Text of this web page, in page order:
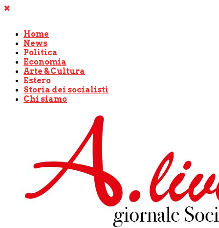
Home
News
Politica
Economia
Arte & Cultura
Estero
Storia dei socialisti
Chi siamo